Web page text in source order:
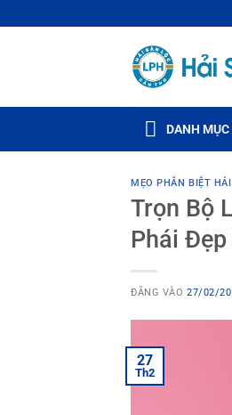
qua
DANH
MẸO PHÂN BIỆT
Trọn Bộ
Phái
ĐĂNG VÀO27/02/
27
Th2